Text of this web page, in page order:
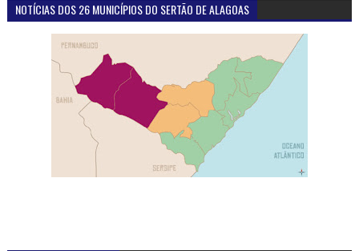
NOTÍCIAS DOS 26 MUNICÍPIOS DO SERTÃO DE ALAGOAS